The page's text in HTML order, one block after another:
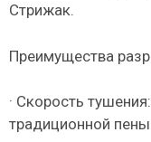
Стрижак.
Преимущества
· Скорость
традиционной